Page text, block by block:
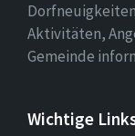
Aktivitäten,
Gemeinde
Wichtige